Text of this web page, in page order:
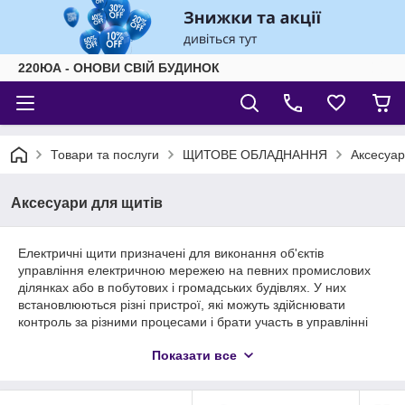
220ЮА - ОНОВИ СВІЙ БУДИНОК
Товари та послуги ЩИТОВЕ ОБЛАДНАННЯ
Аксесуари для щитів
Електричні щити призначені для виконання об'єктів
управління електричною мережею на певних промислових
ділянках або в побутових і громадських будівлях. У них
встановлюються різні пристрої, які можуть здійснювати
контроль за різними процесами і брати участь в управлінні
для спрощення якого можнакупити спеціальне додаткове
організації внутрішньої електричної розв'язки.
Показати все